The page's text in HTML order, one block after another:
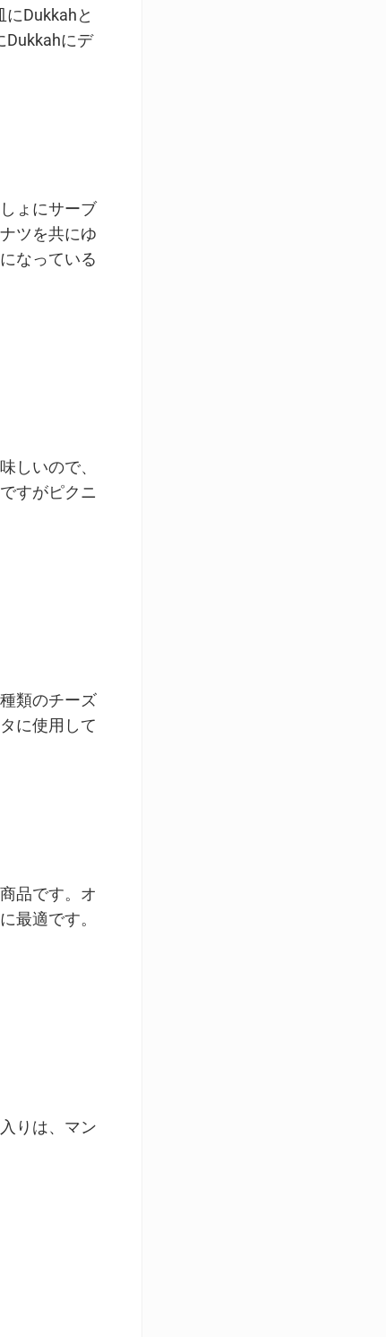
Dukkahと
Dukkahにデ
ょにサーブ
ツを共にゆ
なっている
しいので、
すがピクニ
類のチーズ
に使用して
品です。オ
最適です。
りは、マン